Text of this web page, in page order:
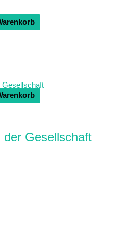
der Gesellschaft